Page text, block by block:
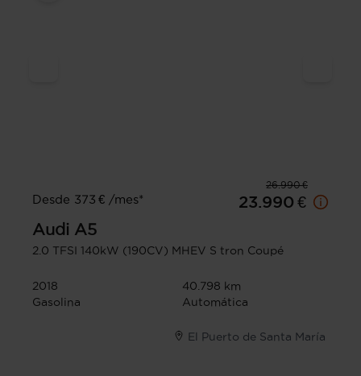
26.990 €
Desde 373 € /mes*
23.990 €
Audi A5
2.0 TFSI 140kW (190CV) MHEV S tron Coupé
2018
40.798 km
Gasolina
Automática
El Puerto de Santa María